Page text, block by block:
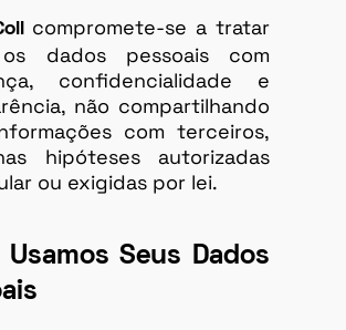
compromete-se a tratar
dados pessoais com
confidencialidade e
não compartilhando
com terceiros,
hipóteses autorizadas
ou exigidas por lei.
Usamos Seus Dados